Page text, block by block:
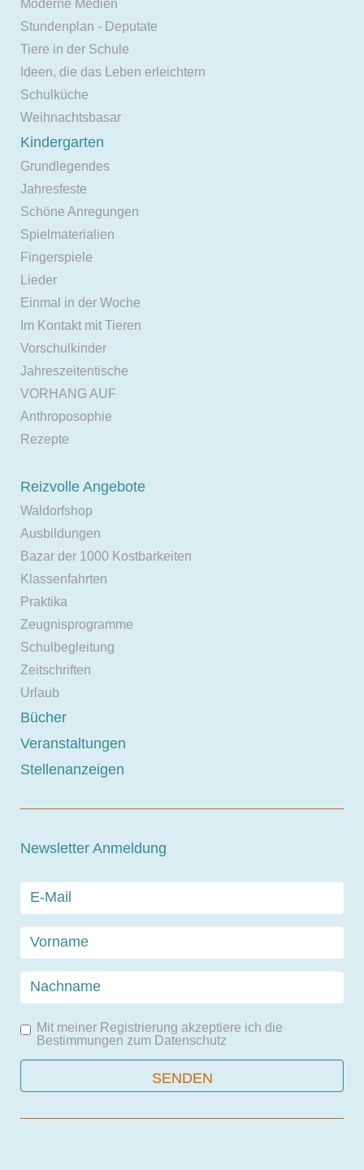
Moderne Medien
Stundenplan - Deputate
Tiere in der Schule
Ideen, die das Leben erleichtern
Schulküche
Weihnachtsbasar
Kindergarten
Grundlegendes
Jahresfeste
Schöne Anregungen
Spielmaterialien
Fingerspiele
Lieder
Einmal in der Woche
Im Kontakt mit Tieren
Vorschulkinder
Jahreszeitentische
VORHANG AUF
Anthroposophie
Rezepte
Reizvolle Angebote
Waldorfshop
Ausbildungen
Bazar der 1000 Kostbarkeiten
Klassenfahrten
Praktika
Zeugnisprogramme
Schulbegleitung
Zeitschriften
Urlaub
Bücher
Veranstaltungen
Stellenanzeigen
Newsletter Anmeldung
Mit meiner Registrierung akzeptiere ich die
Bestimmungen zum Datenschutz